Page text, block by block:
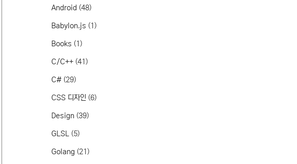
Android (48)
Babylon.js (1)
Books (1)
C/C++ (41)
C# (29)
CSS 디자인 (6)
Design (39)
GLSL (5)
Golang (21)